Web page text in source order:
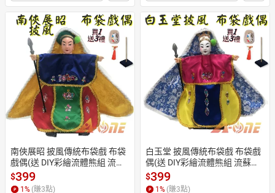
南俠展昭 披風傳統布袋戲 布袋
戲偶(送 DIY彩繪流體熊組 流蘇
飾品 戲偶架)益智布偶 木偶人偶
玩偶童玩 玩具 布袋戲手偶
$399
1 % (賺3點)
白玉堂 披風傳統布袋戲 布袋戲
偶(送 DIY彩繪流體熊組 流蘇吊
飾 戲偶架)女童布偶 木偶人偶玩
偶童玩 玩具 布袋戲手偶
$399
1 % (賺3點)